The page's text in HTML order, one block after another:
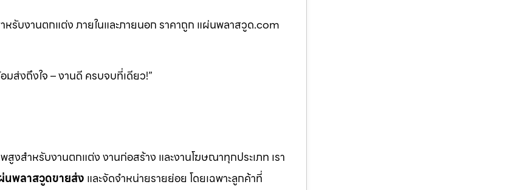
รับงานตกแต่ง ภายในและภายนอก ราคาถูก แผ่นพลาสวูด.com
ส่งถึงใจ – งานดี ครบจบที่เดียว!”
งสำหรับงานตกแต่ง งานก่อสร้าง และงานโฆษณาทุกประเภท เรา
นพลาสวูดขายส่ง และจัดจำหน่ายรายย่อย โดยเฉพาะลูกค้าที่